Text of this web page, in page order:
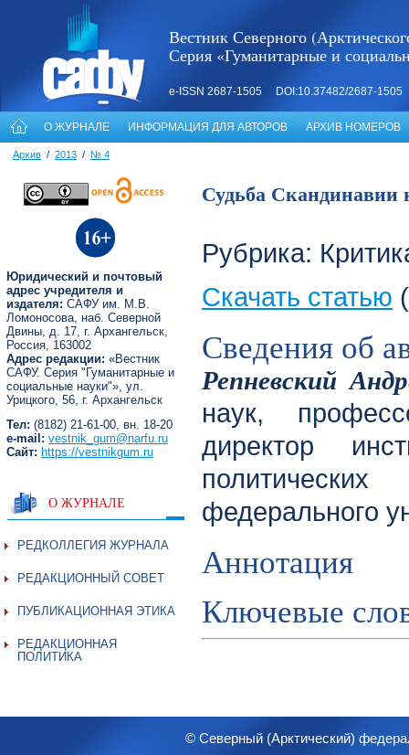
Вестник Северного
Серия «Гуманитарные и
e-ISSN 2687-1505 DOI:10.37482/2687-1505
О ЖУРНАЛЕ ИНФОРМАЦИЯ ДЛЯ АВТОРОВ АРХИВ НОМЕРОВ
Архив / 2013 / № 4
Юридический и почтовый
адрес учредителя и
издателя: САФУ им. М.В.
Ломоносова, наб. Северной
Двины, д. 17, г. Архангельск,
Россия, 163002
Адрес редакции: «Вестник
САФУ. Серия "Гуманитарные и
социальные науки"», ул.
Урицкого, 56, г. Архангельск
Тел: (8182) 21-61-00, вн. 18-20
e-mail: vestnik_gum@narfu.ru
Сайт: https://vestnikgum.ru
О ЖУРНАЛЕ
РЕДКОЛЛЕГИЯ ЖУРНАЛА
РЕДАКЦИОННЫЙ СОВЕТ
ПУБЛИКАЦИОННАЯ ЭТИКА
РЕДАКЦИОННАЯ
ПОЛИТИКА
Судьба Скандинавии
Рубрика:
Скачать статью
Сведения об
Репневский
наук,
директор
федерального
Аннотация
Ключевые
© Северный (Арктический)